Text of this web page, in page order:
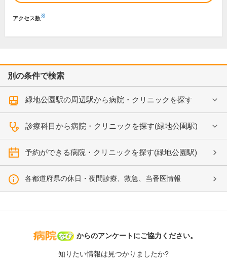
アクセス数※
別の条件で検索
緑地公園駅の周辺駅から病院・クリニックを探す
診療科目から病院・クリニックを探す(緑地公園駅)
予約ができる病院・クリニックを探す(緑地公園駅)
各都道府県の休日・夜間診療、救急、当番医情報
病院なび
からのアンケートにご協力ください。
知りたい情報は見つかりましたか?